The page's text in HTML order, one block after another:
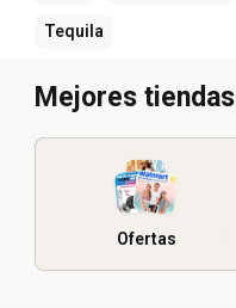
Tequila
Mejores tiendas
Ofertas